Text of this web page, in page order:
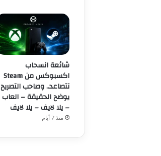
شائعة انسحاب
اكسبوكس من Steam
تتصاعد.. وصاحب التصريح
يوضح الحقيقة – العاب
– يلا لايف – يلا لايف
منذ 7 أيام